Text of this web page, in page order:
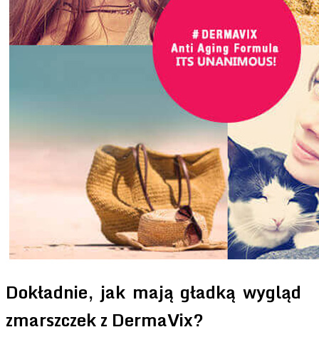
Dokładnie, jak mają gładką wygląd
zmarszczek z DermaVix?